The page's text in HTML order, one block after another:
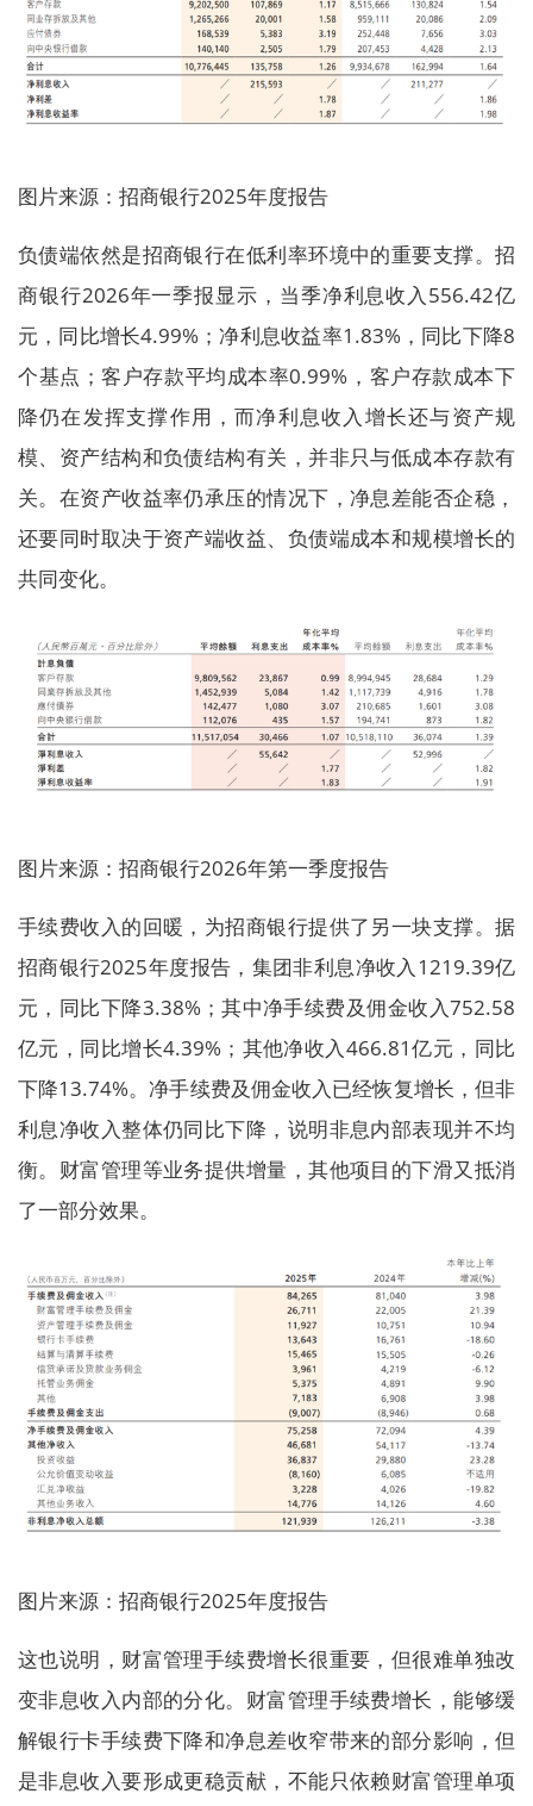
图片来源：招商银行2025年度报告
负债端依然是招商银行在低利率环境中的重要支撑。招
商银行2026年一季报显示，当季净利息收入556.42亿
元，同比增长4.99%；净利息收益率1.83%，同比下降8
个基点；客户存款平均成本率0.99%，客户存款成本下
降仍在发挥支撑作用，而净利息收入增长还与资产规
模、资产结构和负债结构有关，并非只与低成本存款有
关。在资产收益率仍承压的情况下，净息差能否企稳，
还要同时取决于资产端收益、负债端成本和规模增长的
共同变化。
图片来源：招商银行2026年第一季度报告
手续费收入的回暖，为招商银行提供了另一块支撑。据
招商银行2025年度报告，集团非利息净收入1219.39亿
元，同比下降3.38%；其中净手续费及佣金收入752.58
亿元，同比增长4.39%；其他净收入466.81亿元，同比
下降13.74%。净手续费及佣金收入已经恢复增长，但非
利息净收入整体仍同比下降，说明非息内部表现并不均
衡。财富管理等业务提供增量，其他项目的下滑又抵消
了一部分效果。
图片来源：招商银行2025年度报告
这也说明，财富管理手续费增长很重要，但很难单独改
变非息收入内部的分化。财富管理手续费增长，能够缓
解银行卡手续费下降和净息差收窄带来的部分影响，但
是非息收入要形成更稳贡献，不能只依赖财富管理单项